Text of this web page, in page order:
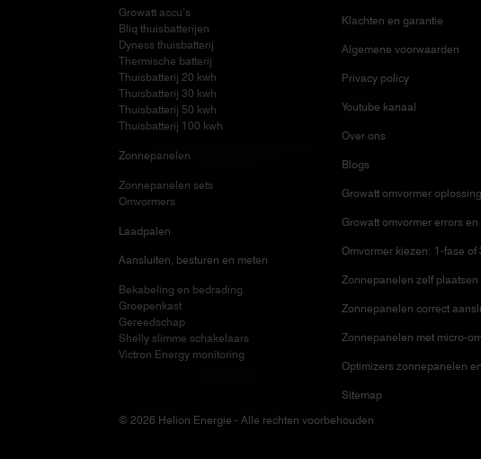
Growatt accu’s
Bliq thuisbatterijen
Dyness thuisbatterij
Thermische batterij
Thuisbatterij 20 kwh
Thuisbatterij 30 kwh
Thuisbatterij 50 kwh
Thuisbatterij 100 kwh
Zonnepanelen
Zonnepanelen sets
Omvormers
Laadpalen
Aansluiten, besturen en meten
Bekabeling en bedrading
Groepenkast
Gereedschap
Shelly slimme schakelaars
Victron Energy monitoring
Klachten en garantie
Algemene voorwaarden
Privacy policy
Youtube kanaal
Over ons
Blogs
Growatt omvormer
Growatt omvormer errors
Omvormer kiezen: 1-fase of
Zonnepanelen zelf plaatsen
Zonnepanelen correct
Zonnepanelen met micro-
Optimizers zonnepanelen
Sitemap
© 2026 Helion Energie - Alle rechten voorbehouden